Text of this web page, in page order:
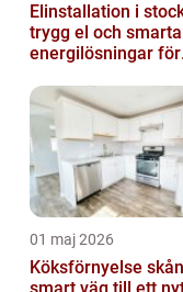
Elinstallation i
trygg el och smarta
energilösningar för
01 maj 2026
Köksförnyelse